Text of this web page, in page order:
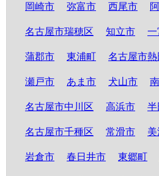
岡崎市 弥富市 西尾市
名古屋市瑞穂区 知立市 一
蒲郡市 東浦町 名古屋市熱
瀬戸市 あま市 犬山市
名古屋市中川区 高浜市 半
名古屋市千種区 常滑市
岩倉市 春日井市 東郷町